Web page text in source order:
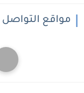
مواقع التواصل